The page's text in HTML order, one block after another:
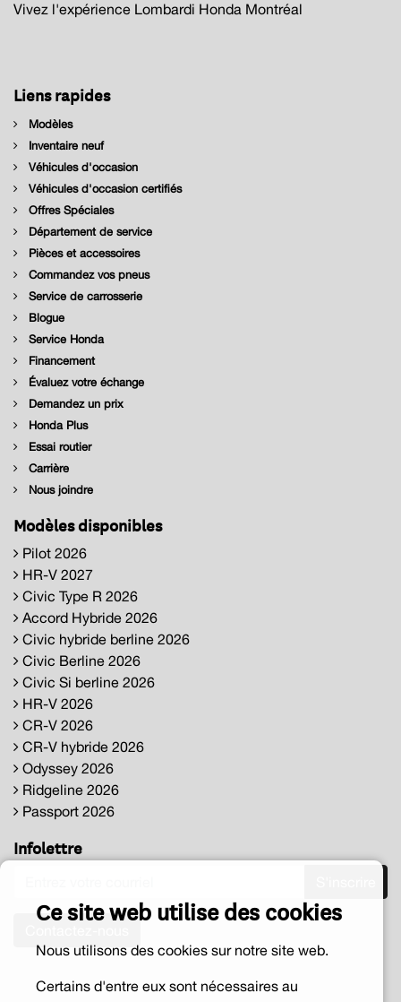
Vivez l'expérience Lombardi Honda Montréal
Liens rapides
Modèles
Inventaire neuf
Véhicules d'occasion
Véhicules d'occasion certifiés
Offres Spéciales
Département de service
Pièces et accessoires
Commandez vos pneus
Service de carrosserie
Blogue
Service Honda
Financement
Évaluez votre échange
Demandez un prix
Honda Plus
Essai routier
Carrière
Nous joindre
Modèles disponibles
Pilot 2026
HR-V 2027
Civic Type R 2026
Accord Hybride 2026
Civic hybride berline 2026
Civic Berline 2026
Civic Si berline 2026
HR-V 2026
CR-V 2026
CR-V hybride 2026
Odyssey 2026
Ridgeline 2026
Passport 2026
Infolettre
Ce site web utilise des cookies
Nous utilisons des cookies sur notre site web.
Certains d'entre eux sont nécessaires au